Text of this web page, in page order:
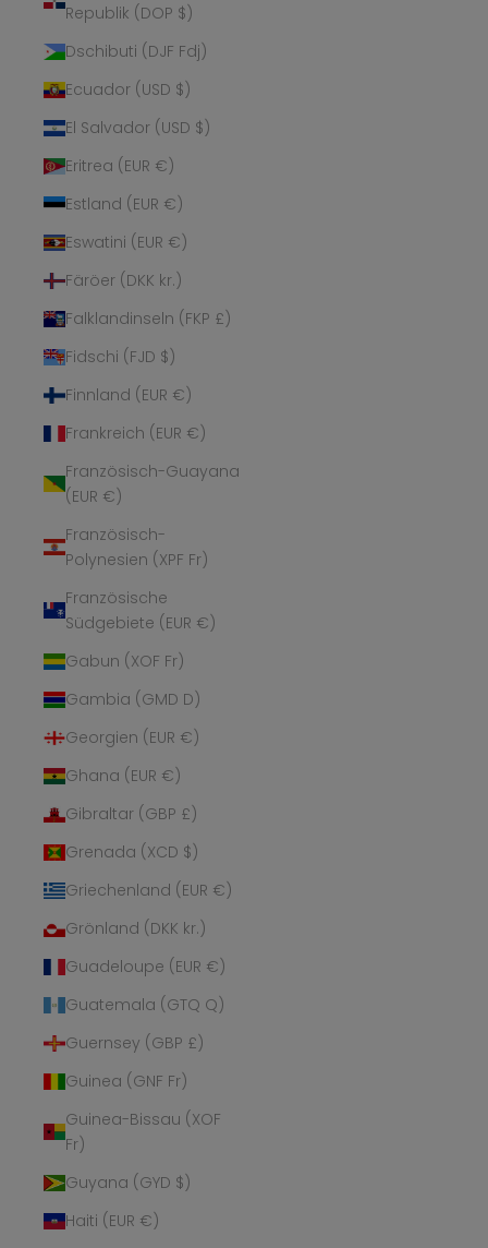
Republik (DOP $)
Dschibuti (DJF Fdj)
Ecuador (USD $)
El Salvador (USD $)
Eritrea (EUR €)
Estland (EUR €)
Eswatini (EUR €)
Färöer (DKK kr.)
Falklandinseln (FKP £)
Fidschi (FJD $)
Finnland (EUR €)
Frankreich (EUR €)
Französisch-Guayana
(EUR €)
Französisch-
Polynesien (XPF Fr)
Französische
Südgebiete (EUR €)
Gabun (XOF Fr)
Gambia (GMD D)
Georgien (EUR €)
Ghana (EUR €)
Gibraltar (GBP £)
Grenada (XCD $)
Griechenland (EUR €)
Grönland (DKK kr.)
Guadeloupe (EUR €)
Guatemala (GTQ Q)
Guernsey (GBP £)
Guinea (GNF Fr)
Guinea-Bissau (XOF
Fr)
Guyana (GYD $)
Haiti (EUR €)